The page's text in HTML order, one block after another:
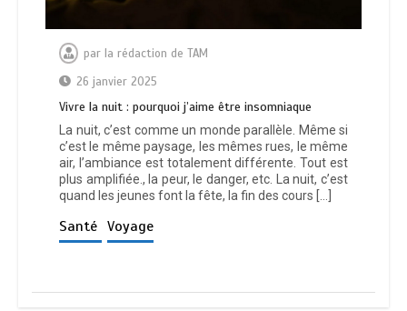
par la rédaction de TAM
26 janvier 2025
Vivre la nuit : pourquoi j’aime être insomniaque
La nuit, c’est comme un monde parallèle. Même si
c’est le même paysage, les mêmes rues, le même
air, l’ambiance est totalement différente. Tout est
plus amplifiée., la peur, le danger, etc. La nuit, c’est
quand les jeunes font la fête, la fin des cours […]
Santé Voyage